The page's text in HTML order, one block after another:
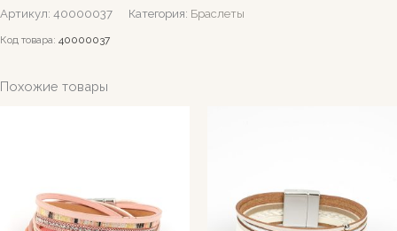
Артикул: 40000037 Категория: Браслеты
Код товара: 40000037
Похожие товары